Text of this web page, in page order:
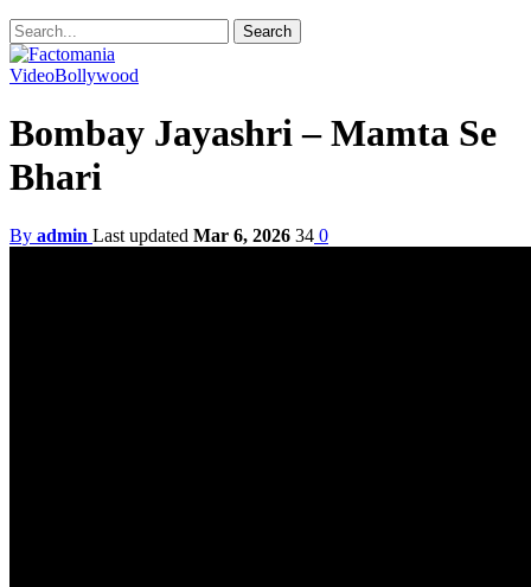
VideoBollywood
Bombay Jayashri – Mamta Se
Bhari
By admin Last updated Mar 6, 2026 34 0